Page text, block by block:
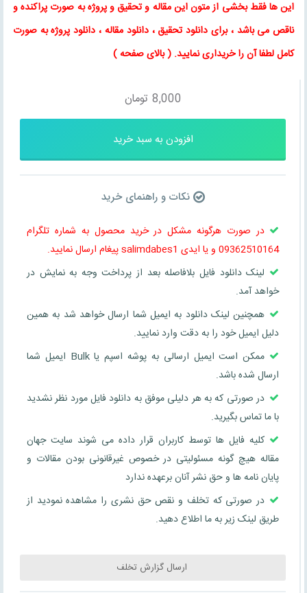
این ها فقط بخشی از متون اینمقاله وتحقیق و پروژه به صورت پراکنده و
ناقص می باشد ، برای دانلود تحقیق ،دانلود مقاله ، دانلود پروژه به صورت
کامل لطفا آن را خریداری نمایید. (بالای صفحه)
8,000 تومان
افزودن به سبد خرید
نکات و راهنمای خرید
در صورت هرگونه مشکل در خرید محصول به شماره تلگرام
09362510164 و یا ایدی salimdabes1 پیغام ارسال نمایید.
لینک دانلود فایل بلافاصله بعد از پرداخت وجه به نمایش در
خواهد آمد.
همچنین لینک دانلود به ایمیل شما ارسال خواهد شد به همین
دلیل ایمیل خود را به دقت وارد نمایید.
ممکن است ایمیل ارسالی به پوشه اسپم یا Bulk ایمیل شما
ارسال شده باشد.
در صورتی که به هر دلیلی موفق به دانلود فایل مورد نظر نشدید
با ما تماس بگیرید.
کلیه فایل ها توسط کاربران قرار داده می شوند سایت جهان
مقاله هیچ گونه مسئولیتی در خصوص غیرقانونی بودن مقالات و
پایان نامه ها و حق نشر آنان برعهده ندارد
در صورتی که تخلف و نقص حق نشری را مشاهده نمودید از
طریق لینک زیر به ما اطلاع دهید.
ارسال گزارش تخلف